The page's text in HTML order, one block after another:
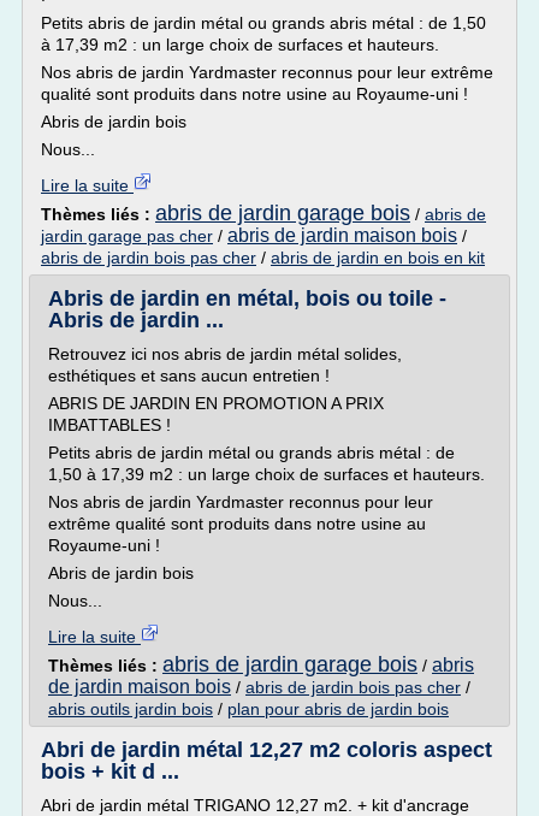
Petits abris de jardin métal ou grands abris métal : de 1,50
à 17,39 m2 : un large choix de surfaces et hauteurs.
Nos abris de jardin Yardmaster reconnus pour leur extrême
qualité sont produits dans notre usine au Royaume-uni !
Abris de jardin bois
Nous...
Lire la suite
Thèmes liés : abris de jardin garage bois / abris de
jardin garage pas cher / abris de jardin maison bois /
abris de jardin bois pas cher / abris de jardin en bois en kit
Abris de jardin en métal, bois ou toile -
Abris de jardin ...
Retrouvez ici nos abris de jardin métal solides,
esthétiques et sans aucun entretien !
ABRIS DE JARDIN EN PROMOTION A PRIX
IMBATTABLES !
Petits abris de jardin métal ou grands abris métal : de
1,50 à 17,39 m2 : un large choix de surfaces et hauteurs.
Nos abris de jardin Yardmaster reconnus pour leur
extrême qualité sont produits dans notre usine au
Royaume-uni !
Abris de jardin bois
Nous...
Lire la suite
Thèmes liés : abris de jardin garage bois / abris
de jardin maison bois / abris de jardin bois pas cher /
abris outils jardin bois / plan pour abris de jardin bois
Abri de jardin métal 12,27 m2 coloris aspect
bois + kit d ...
Abri de jardin métal TRIGANO 12,27 m2. + kit d'ancrage